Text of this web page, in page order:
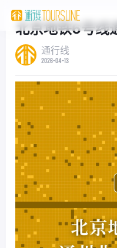
北京地铁6号线
通行线
2026-04-13